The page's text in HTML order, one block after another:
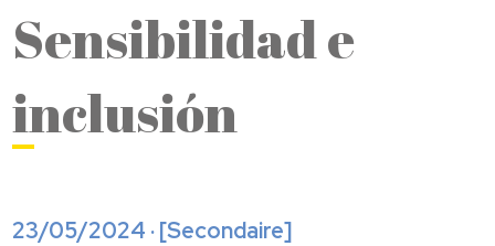
Sensibilidad e
inclusión
23/05/2024 · [Secondaire]